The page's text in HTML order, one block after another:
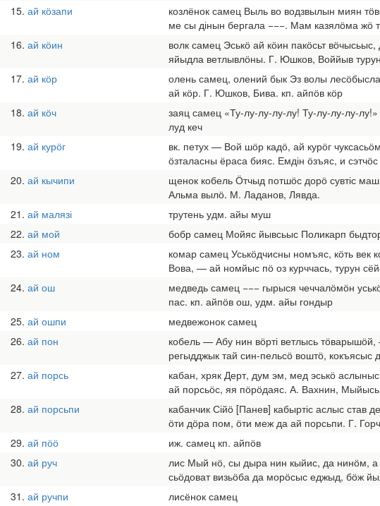
15 ай кӧзапи
козлёнок самец Выль во водзвылын миян
ме сы дінын бергала −−−. Мам казялӧма жӧ
16 ай кӧин
волк самец Эськӧ ай кӧин пакӧсьт
яйыдла ветлывлӧны. Г. Юшков, Воййыв
17 ай кӧр
олень самец, олений бык Эз волы
ай кӧр. Г. Юшков, Бива. кп. айпӧв кӧр
18 ай кӧч
заяц самец «Ту-лу-лу-лу-лу! Ту-лу-лу-лу-
луд кеч
19 ай курӧг
вк. петух — Вой шӧр кадӧ, ай курӧг
ӧзталасны ёраса бияс. Емдін ӧзъяс, и
20 ай кычипи
щенок кобель Ӧтчыд потшӧс дорӧ сувтіс
Альма вылӧ. М. Ладанов, Лявда.
21 ай малязі
трутень удм. айы муш
22 ай мой
бобр самец Мойяс йывсьыс Поликарп
23 ай ном
комар самец Уськӧдчисны номъяс, кӧть век
Вова, — ай номйыс пӧ оз курччась, турун
24 ай ош
медведь самец −−− гырыся чеччалӧмӧн
пас. кп. айпӧв ош, удм. айы гондыр
25 ай ошпи
медвежонок самец
26 ай пон
кобель — Абу нин вӧрті ветлысь
регыдджык тай син-пельсӧ воштӧ,
27 ай порсь
кабан, хряк Дерт, дум эм, мед эськӧ
ай порсьӧс, яя пӧрӧдаяс. А. Вахнин,
28 ай порсьпи
кабанчик Сійӧ [Панев] кабыртіс аслыс
ӧти дӧра пом, ӧти меж да ай порсьпи. Г.
29 ай пӧӧ
иж. самец кп. айпӧв
30 ай руч
лис Мый нӧ, сы дыра нин кыйис, да нинӧм, а
сьӧдоват визьӧба да морӧсыс еджыд, бӧж
31 ай ручпи
лисёнок самец